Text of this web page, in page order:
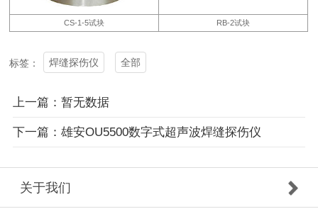
CS-1-5试块 RB-2试块
标签： 焊缝探伤仪 全部
上一篇：暂无数据
下一篇：雄安OU5500数字式超声波焊缝探伤仪
关于我们